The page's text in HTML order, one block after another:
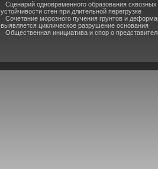
Сценарий одновременного образования
устойчивости стен при длительной перегрузке
Сочетание морозного пучения грунтов и
выявляется циклическое разрушение основания
Общественная инициатива и спор о